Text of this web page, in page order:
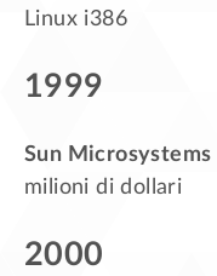
Linux i386
1999
Sun Microsystems
milioni di dollari
2000